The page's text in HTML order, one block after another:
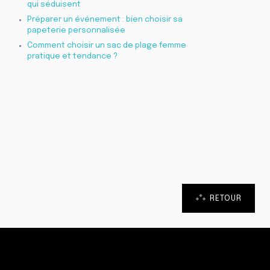
qui séduisent
Préparer un événement : bien choisir sa
papeterie personnalisée
Comment choisir un sac de plage femme
pratique et tendance ?
RETOUR